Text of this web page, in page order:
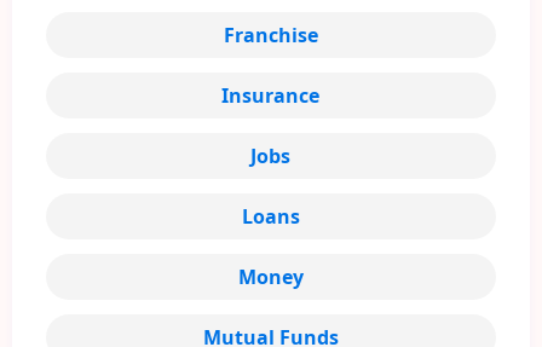
Franchise
Insurance
Jobs
Loans
Money
Mutual Funds